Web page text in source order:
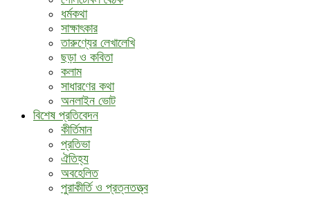
ধর্মকথা
সাক্ষাৎকার
তারুণ্যের লেখালেখি
ছড়া ও কবিতা
কলাম
সাধারণের কথা
অনলাইন ভোট
বিশেষ প্রতিবেদন
কীর্তিমান
প্রতিভা
ঐতিহ্য
অবহেলিত
পুরাকীর্তি ও প্রত্নতত্ত্ব